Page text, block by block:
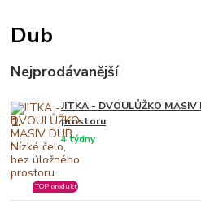
Dub
Nejprodávanější
1.
JITKA - DVOULŮŽKO
prostoru
4 týdny
TOP produkt